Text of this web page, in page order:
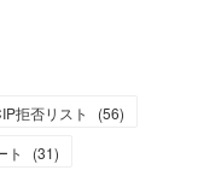
拒否リスト (56)
ト (31)